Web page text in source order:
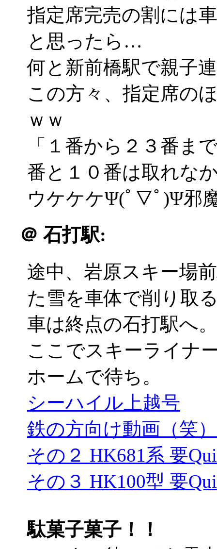
指定席完売の割には
と思ったら…
何と新前橋駅で親子
この方々、指定席の
ｗｗ
「１番から２３番ま
番と１０番は取れな
ウケケケΨ(ﾟ▽ﾟ)Ψ邪
＠ 石打駅:
途中、岩原スキー場
た雪を車体で削り取
車は終点の石打駅へ。
ここでスキーライナ
ホームで待ち。
シーハイル上越号
鉄の方向け動画（笑
その２ HK681系 要
その３ HK100型 要
駄菓子菓子！！